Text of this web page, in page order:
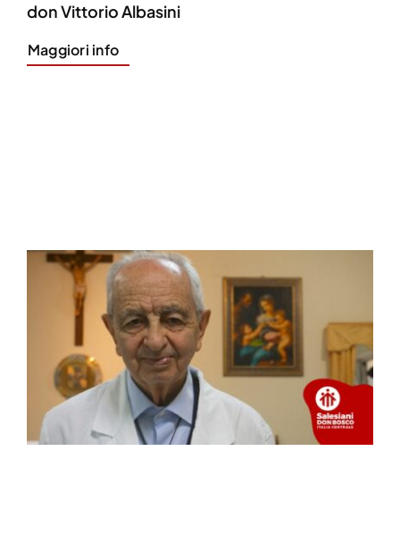
don Vittorio Albasini
Maggiori info